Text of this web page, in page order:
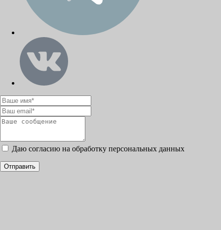
Даю согласию на обработку персональных данных
Отправить